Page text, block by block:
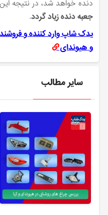
دنده خواهد شد، در نتیجه
جعبه دنده زیاد گردد.
یدک شاپ وارد کننده و
وهیوندای
سایر مطالب